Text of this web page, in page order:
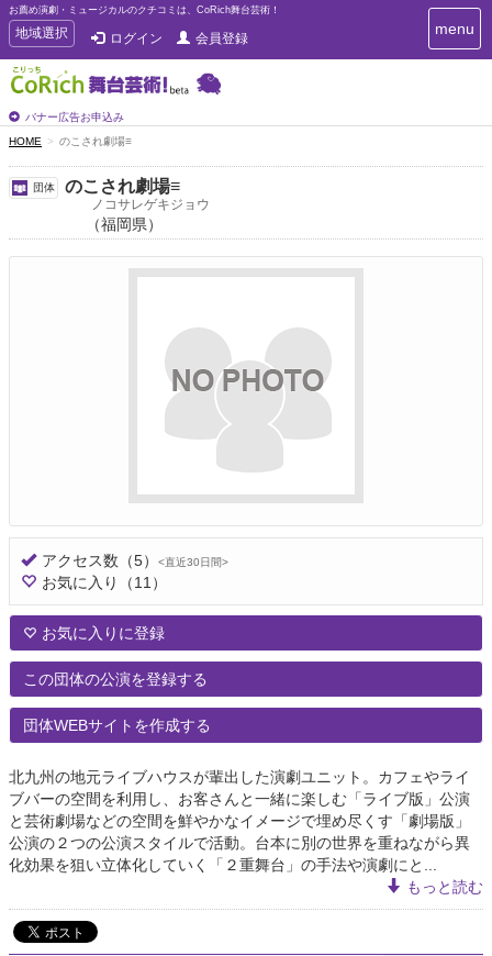
お薦め演劇・ミュージカルのクチコミは、CoRich舞台芸術！
T
o
g
g
e
n
a
v
i
a
t
地域選択 ログイン 会員登録
バナー広告お申込み
T
o
menu
HOME のこされ劇場≡
団体 のこされ劇場≡
ノコサレゲキジョウ
（福岡県）
アクセス数 （5） <直近30日間>
お気に入り （11）
お気に入りに登録
この団体の公演を登録する
団体WEBサイトを作成する
北九州の地元ライブハウスが輩出した演劇ユニット。カフェやライ
ブバーの空間を利用し、お客さんと一緒に楽しむ「ライブ版」公演
と芸術劇場などの空間を鮮やかなイメージで埋め尽くす「劇場版」
公演の２つの公演スタイルで活動。台本に別の世界を重ねながら異
化効果を狙い立体化していく「２重舞台」の手法や演劇にと...
もっと読む